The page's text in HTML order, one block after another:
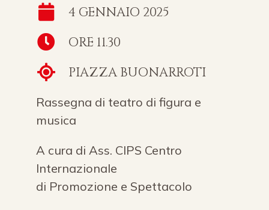
4 GENNAIO 2025
ORE 11.30
PIAZZA BUONARROTI
Rassegna di teatro di figura e
musica
A cura di Ass. CIPS Centro
Internazionale
di Promozione e Spettacolo